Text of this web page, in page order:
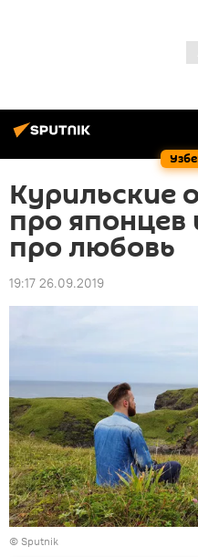
Курильские
про японцев
про любовь
19:17 26.09.2019
© Sputnik